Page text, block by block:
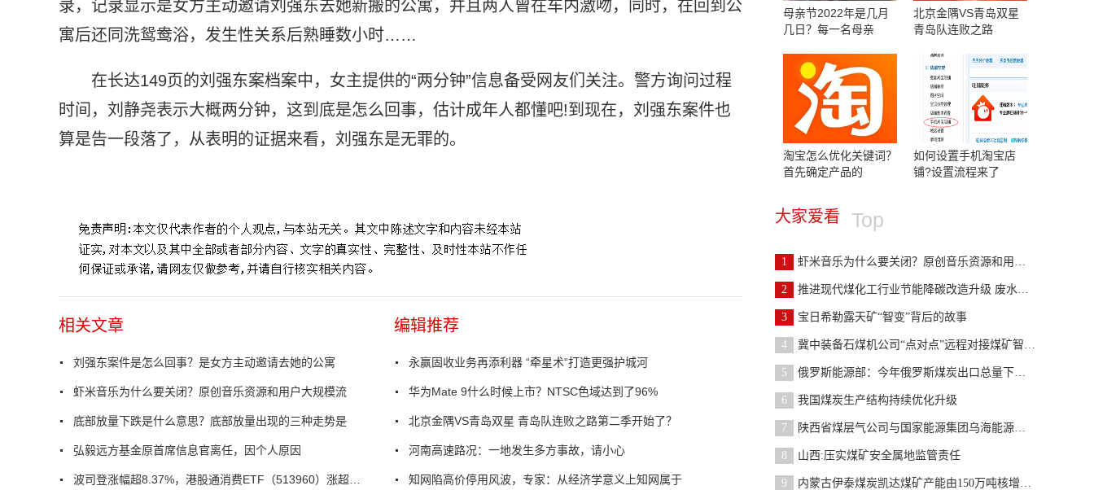
录，记录显示是女方主动邀请刘强东去她新搬的公寓，并且两人曾在车内激吻，同时，在回到公
寓后还同洗鸳鸯浴，发生性关系后熟睡数小时……
在长达149页的刘强东案档案中，女主提供的“两分钟”信息备受网友们关注。警方询问过程
时间，刘静尧表示大概两分钟，这到底是怎么回事，估计成年人都懂吧!到现在，刘强东案件也
算是告一段落了，从表明的证据来看，刘强东是无罪的。
相关文章
刘强东案件是怎么回事？是女方主动邀请去她的公寓
虾米音乐为什么要关闭？原创音乐资源和用户大规模流
底部放量下跌是什么意思？底部放量出现的三种走势是
弘毅远方基金原首席信息官离任，因个人原因
编辑推荐
永赢固收业务再添利器 “牵星术“打造更强护城河
华为Mate 9什么时候上市？NTSC色域达到了96%
北京金隅VS青岛双星 青岛队连败之路第二季开始了？
河南高速路况：一地发生多方事故，请小心
知网陷高价停用风波，专家：从经济学意义上知网属于
母亲节2022年是几月
几日？每一名母亲
北京金隅VS青岛双星
青岛队连败之路
淘宝怎么优化关键词？
首先确定产品的
如何设置手机淘宝店
铺?设置流程来了
大家爱看 Top
1 虾米音乐为什么要关闭？原创音乐资源和用户大规模流
2 推进现代煤化工行业节能降碳改造升级 废水回收不能
3 宝日希勒露天矿“智变”背后的故事
4 冀中装备石煤机公司“点对点”远程对接煤矿智能化项
5 俄罗斯能源部：今年俄罗斯煤炭出口总量下降了9%
6 我国煤炭生产结构持续优化升级
7 陕西省煤层气公司与国家能源集团乌海能源有限公司签
8 山西:压实煤矿安全属地监管责任
9 内蒙古伊泰煤炭凯达煤矿产能由150万吨核增至280万吨